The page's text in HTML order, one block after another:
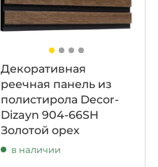
Декоративная
реечная панель из
полистирола Decor-
Dizayn 904-66SH
Золотой орех
в наличии